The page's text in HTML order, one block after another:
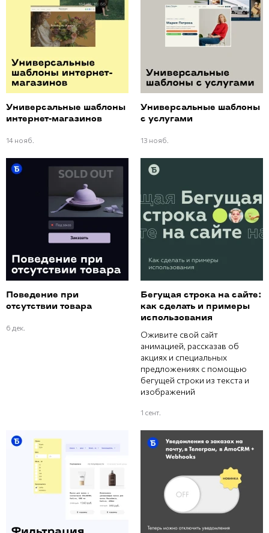
Универсальные шаблоны
интернет-магазинов
14 нояб.
Универсальные шаблоны
с услугами
13 нояб.
Поведение при
отсутствии товара
6 дек.
Бегущая строка на сайте:
как сделать и примеры
использования
Оживите свой сайт
анимацией, рассказав об
акциях и специальных
предложениях с помощью
бегущей строки из текста и
изображений
1 сент.